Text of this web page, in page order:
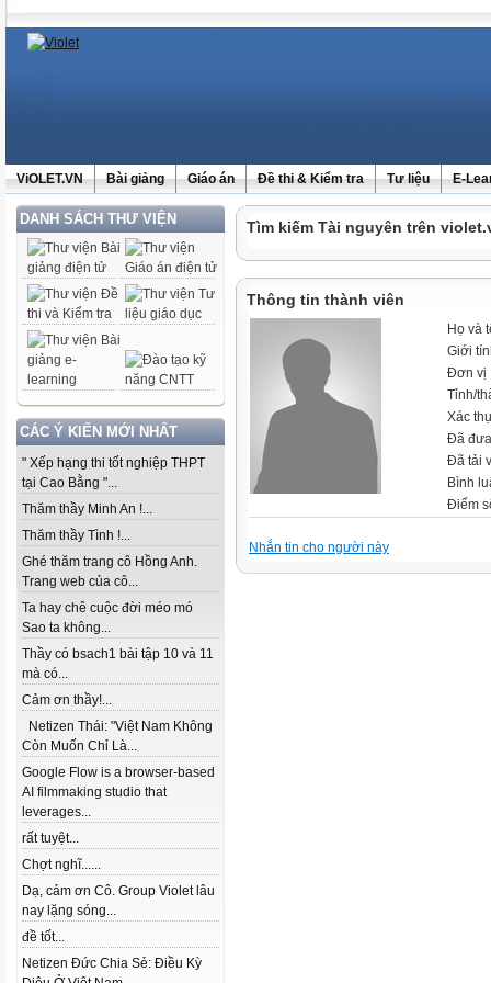
ViOLET.VN Bài giảng Giáo án Đề thi & Kiểm tra Tư liệu E-
DANH SÁCH THƯ VIỆN
CÁC Ý KIẾN MỚI NHẤT
" Xếp hạng thi tốt nghiệp THPT
tại Cao Bằng "...
Thăm thầy Minh An !...
Thăm thầy Tình !...
Ghé thăm trang cô Hồng Anh.
Trang web của cô...
Ta hay chê cuộc đời méo mó
Sao ta không...
Thầy có bsach1 bài tập 10 và 11
mà có...
Cảm ơn thầy!...
Netizen Thái: "Việt Nam Không
Còn Muốn Chỉ Là...
Google Flow is a browser-based
AI filmmaking studio that
leverages...
rất tuyệt...
Chợt nghĩ......
Dạ, cảm ơn Cô. Group Violet lâu
nay lặng sóng...
đề tốt...
Netizen Đức Chia Sẻ: Điều Kỳ
Tìm kiếm Tài nguyên trên
Thông tin thành viên
Họ và
Giới
Đơn vị
Tỉnh/
Xác
Đã
Đã tải
Bình
Điểm
Nhắn tin cho người này